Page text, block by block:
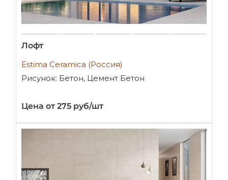
Лофт
Estima Ceramica (Россия)
Рисунок: Бетон, Цемент Бетон
Цена от 275 руб/шт